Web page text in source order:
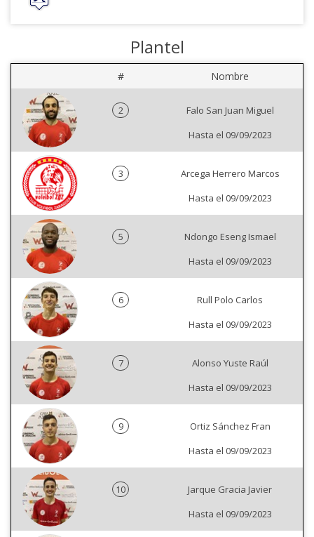
Plantel
# Nombre
2
Falo San Juan Miguel
Hasta el 09/09/2023
3
Arcega Herrero Marcos
Hasta el 09/09/2023
5
Ndongo Eseng Ismael
Hasta el 09/09/2023
6
Rull Polo Carlos
Hasta el 09/09/2023
7
Alonso Yuste Raúl
Hasta el 09/09/2023
9
Ortiz Sánchez Fran
Hasta el 09/09/2023
10
Jarque Gracia Javier
Hasta el 09/09/2023